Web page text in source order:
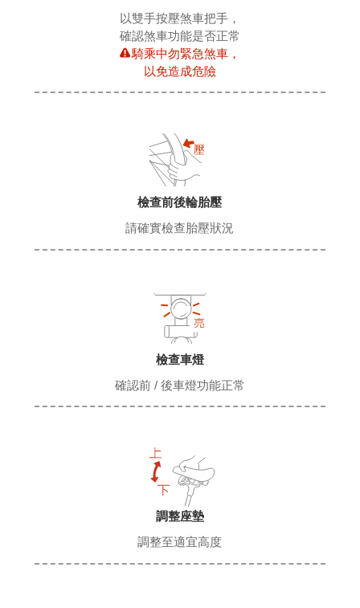
以雙手按壓煞車把手，
確認煞車功能是否正常
騎乘中勿緊急煞車，
以免造成危險
檢查前後輪胎壓
請確實檢查胎壓狀況
檢查車燈
確認前 / 後車燈功能正常
調整座墊
調整至適宜高度